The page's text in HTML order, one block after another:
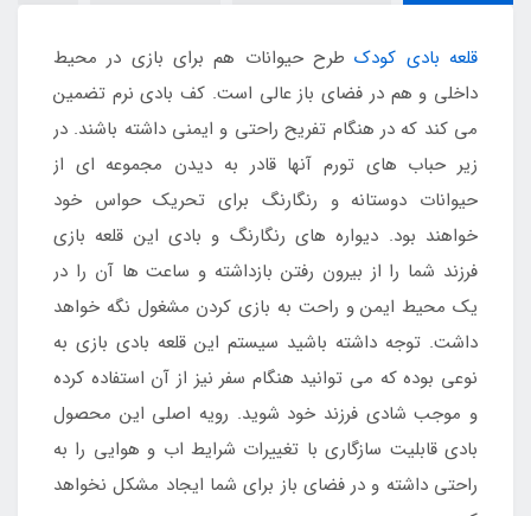
قلعه بادی کودکطرح حیوانات هم برای بازی در محیط
داخلی و هم در فضای باز عالی است. کف بادی نرم تضمین
می کند که در هنگام تفریح راحتی و ایمنی داشته باشند. در
زیر حباب های تورم آنها قادر به دیدن مجموعه ای از
حیوانات دوستانه و رنگارنگ برای تحریک حواس خود
خواهند بود. دیواره های رنگارنگ و بادی این قلعه بازی
فرزند شما را از بیرون رفتن بازداشته و ساعت ها آن را در
یک محیط ایمن و راحت به بازی کردن مشغول نگه خواهد
داشت. توجه داشته باشید سیستم این قلعه بادی بازی به
نوعی بوده که می توانید هنگام سفر نیز از آن استفاده کرده
و موجب شادی فرزند خود شوید. رویه اصلی این محصول
بادی قابلیت سازگاری با تغییرات شرایط اب و هوایی را به
راحتی داشته و در فضای باز برای شما ایجاد مشکل نخواهد